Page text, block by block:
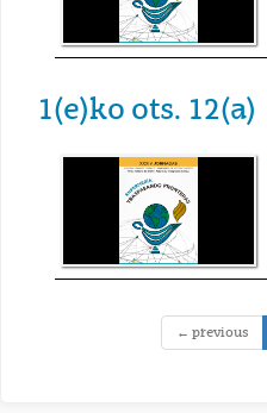
1(e)ko ots. 12(a)
← previous